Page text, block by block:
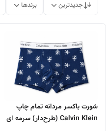
جدیدترین برندها
شورت باکسر مردانه تمام چاپ
Calvin Klein (طرح‌دار) سرمه ای